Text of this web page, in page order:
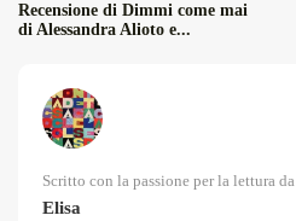
Recensione di Dimmi come mai
di Alessandra Alioto e...
Scritto con la passione per la lettura da
Elisa